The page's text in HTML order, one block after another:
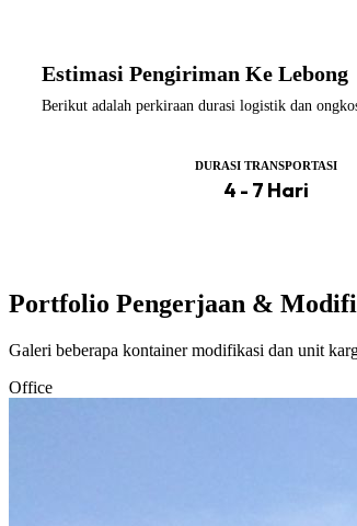
Estimasi Pengiriman Ke Lebong
Berikut adalah perkiraan durasi logistik dan
DURASI TRANSPORTASI
4 - 7 Hari
Portfolio Pengerjaan &
Galeri beberapa kontainer modifikasi dan unit
Office